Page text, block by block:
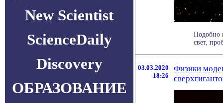
New Scientist
ScienceDaily
Discovery
ОБРАЗОВАНИЕ
Подобно
свет,
03.03.2020
18:26
Физики